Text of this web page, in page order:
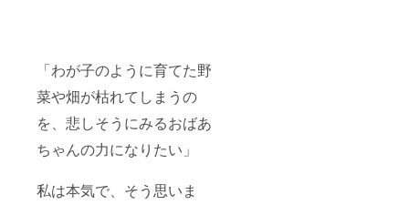
「わが子のように育てた野
菜や畑が枯れてしまうの
を、悲しそうにみるおばあ
ちゃんの力になりたい」
私は本気で、そう思いま